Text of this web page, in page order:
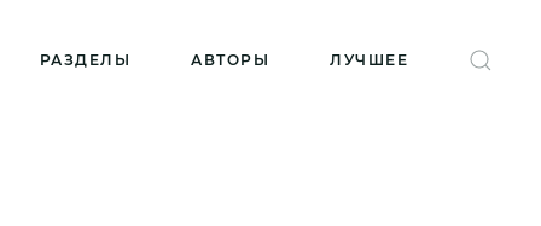
РАЗДЕЛЫ АВТОРЫ ЛУЧШЕЕ